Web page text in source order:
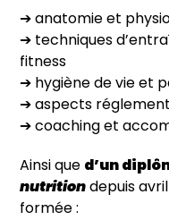
➔ anatomie et
➔ techniques
fitness
➔ hygiène de vie et
➔ aspects
➔ coaching et
Ainsi que d’un
nutritiondepuis
formée :